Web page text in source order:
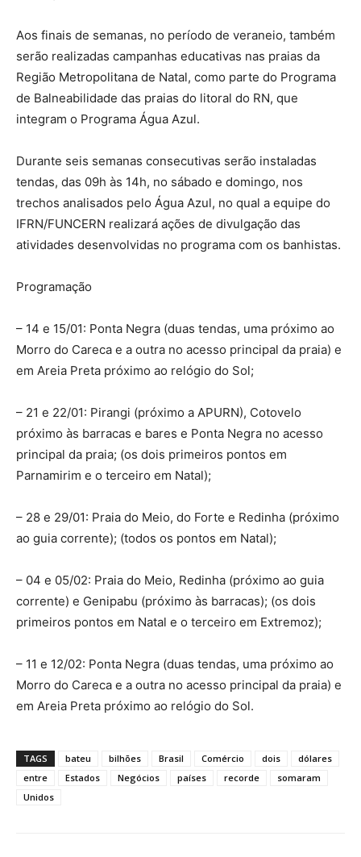
Aos finais de semanas, no período de veraneio, também
serão realizadas campanhas educativas nas praias da
Região Metropolitana de Natal, como parte do Programa
de Balneabilidade das praias do litoral do RN, que
integram o Programa Água Azul.
Durante seis semanas consecutivas serão instaladas
tendas, das 09h às 14h, no sábado e domingo, nos
trechos analisados pelo Água Azul, no qual a equipe do
IFRN/FUNCERN realizará ações de divulgação das
atividades desenvolvidas no programa com os banhistas.
Programação
– 14 e 15/01: Ponta Negra (duas tendas, uma próximo ao
Morro do Careca e a outra no acesso principal da praia) e
em Areia Preta próximo ao relógio do Sol;
– 21 e 22/01: Pirangi (próximo a APURN), Cotovelo
próximo às barracas e bares e Ponta Negra no acesso
principal da praia; (os dois primeiros pontos em
Parnamirim e o terceiro em Natal);
– 28 e 29/01: Praia do Meio, do Forte e Redinha (próximo
ao guia corrente); (todos os pontos em Natal);
– 04 e 05/02: Praia do Meio, Redinha (próximo ao guia
corrente) e Genipabu (próximo às barracas); (os dois
primeiros pontos em Natal e o terceiro em Extremoz);
– 11 e 12/02: Ponta Negra (duas tendas, uma próximo ao
Morro do Careca e a outra no acesso principal da praia) e
em Areia Preta próximo ao relógio do Sol.
TAGS bateu bilhões Brasil Comércio dois
dólares
entre
Estados Negócios países recorde
somaram
Unidos